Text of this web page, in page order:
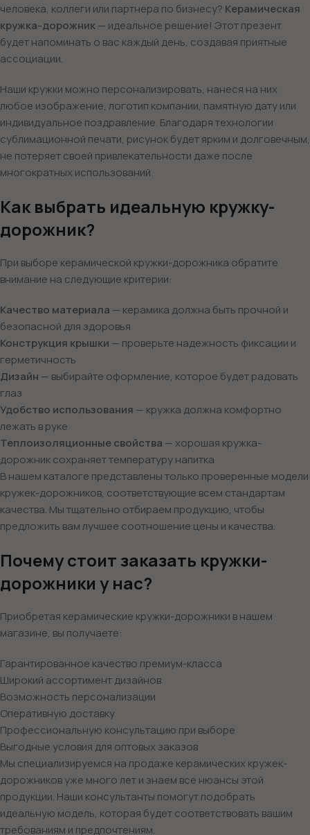
человека, коллеги или партнера по бизнесу? Керамическая
кружка-дорожник— идеальное решение! Этот презент
будет напоминать о вас каждый день, создавая приятные
ассоциации.
Наши кружки можно персонализировать, нанеся на них
любое изображение, логотип компании, памятную дату или
индивидуальное поздравление. Благодаря технологии
сублимационной печати, рисунок будет ярким и долговечным,
не потеряет своей привлекательности даже после
многократных использований.
Как выбрать идеальную кружку-
дорожник?
При выборе керамической кружки-дорожника обратите
внимание на следующие критерии:
Качество материала — керамика должна быть прочной и
безопасной для здоровья
Конструкция крышки — проверьте надежность фиксации и
герметичность
Дизайн — выбирайте оформление, которое будет радовать
глаз
Удобство использования — кружка должна комфортно
лежать в руке
Теплоизоляционные свойства — хорошая кружка-
дорожник сохраняет температуру напитка
В нашем каталоге представлены только проверенные модели
кружек-дорожников, соответствующие всем стандартам
качества. Мы тщательно отбираем продукцию, чтобы
предложить вам лучшее соотношение цены и качества.
Почему стоит заказать кружки-
дорожники у нас?
Приобретая керамические кружки-дорожники в нашем
магазине, вы получаете:
Гарантированное качество премиум-класса
Широкий ассортимент дизайнов
Возможность персонализации
Оперативную доставку
Профессиональную консультацию при выборе
Выгодные условия для оптовых заказов
Мы специализируемся на продаже керамических кружек-
дорожников уже много лет и знаем все нюансы этой
продукции. Наши консультанты помогут подобрать
идеальную модель, которая будет соответствовать вашим
требованиям и предпочтениям.